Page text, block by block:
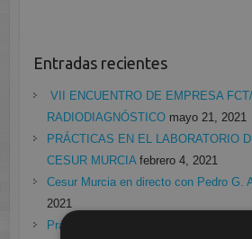
Entradas recientes
VII ENCUENTRO DE EMPRESA
RADIODIAGNÓSTICO mayo 21, 2021
PRÁCTICAS EN EL LABORATORIO
CESUR MURCIA febrero 4, 2021
Cesur Murcia en directo con Pedro G.
2021
Prácticas de Radiología Simple en